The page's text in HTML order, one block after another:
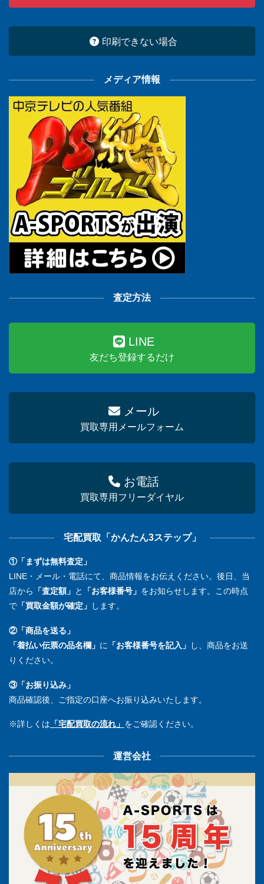
印刷できない場合
メディア情報
査定方法
LINE
友だち登録するだけ
メール
買取専用メールフォーム
お電話
買取専用フリーダイヤル
宅配買取「かんたん3ステップ」
①「まずは無料査定」
LINE・メール・電話にて、商品情報をお伝えください。後日、当
店から
「査定額」 と 「お客様番号」 をお知らせします。この時点
で 「買取金額が確定」 します。
②「商品を送る」
「着払い伝票の品名欄」 に 「お客様番号を記入」
し、商品をお送
りください。
③「お振り込み」
商品確認後、ご指定の口座へお振り込みいたします。
※詳しくは 「宅配買取の流れ」 をご確認ください。
運営会社